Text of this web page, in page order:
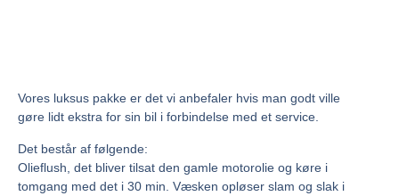
Vores luksus pakke er det vi anbefaler hvis man godt ville
gøre lidt ekstra for sin bil i forbindelse med et service.
Det består af følgende:
Olieflush, det bliver tilsat den gamle motorolie og køre i
tomgang med det i 30 min. Væsken opløser slam og slak i